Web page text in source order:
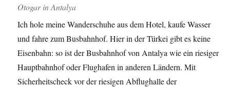
Otogar in Antalya
Ich hole meine Wanderschuhe aus dem Hotel, kaufe Wasser
und fahre zum Busbahnhof. Hier in der Türkei gibt es keine
Eisenbahn: so ist der Busbahnhof von Antalya wie ein riesiger
Hauptbahnhof oder Flughafen in anderen Ländern. Mit
Sicherheitscheck vor der riesigen Abflughalle der